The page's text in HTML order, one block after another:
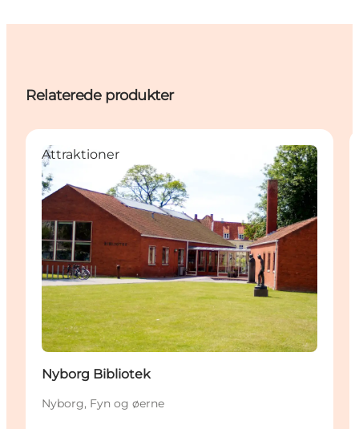
Relaterede produkter
Attraktioner
Nyborg Bibliotek
Nyborg, Fyn og øerne